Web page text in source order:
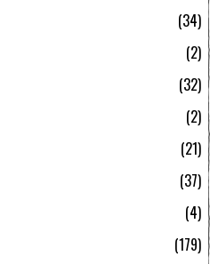
34
2
32
2
21
37
4
179